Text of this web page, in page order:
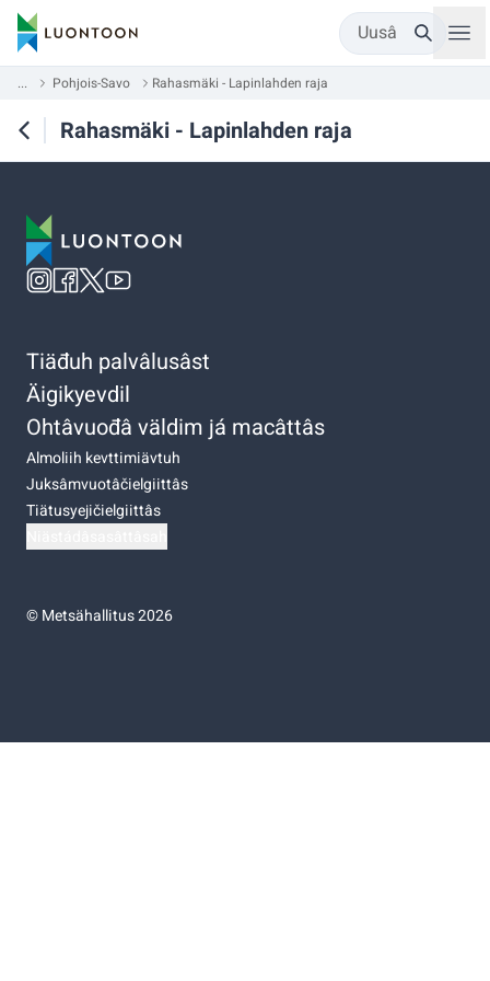
Uusâ
... Pohjois-Savo Rahasmäki - Lapinlahden raja
Rahasmäki - Lapinlahden raja
Tiäđuh palvâlusâst
Äigikyevdil
Ohtâvuođâ väldim já macâttâs
Almoliih kevttimiävtuh
Juksâmvuotâčielgiittâs
Tiätusyejičielgiittâs
©Metsähallitus 2026